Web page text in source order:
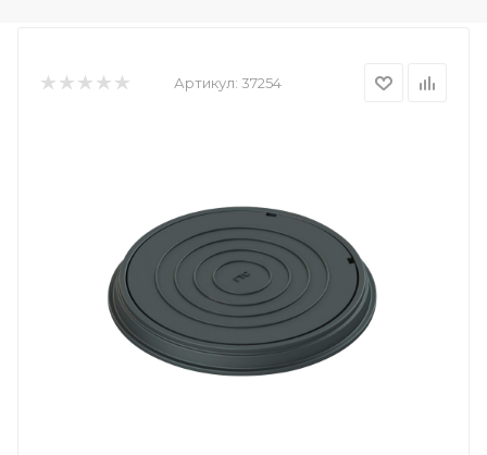
Артикул: 37254